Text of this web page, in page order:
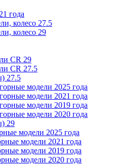
года
колесо 27.5
колесо 29
CR 29
CR 27.5
27.5
модели 2025 года
модели 2021 года
модели 2019 года
модели 2020 года
29
модели 2025 года
модели 2021 года
модели 2019 года
модели 2020 года